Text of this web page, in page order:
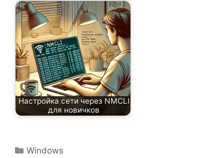
Настройка сети через NMCLI
для новичков
Рубрики
Windows